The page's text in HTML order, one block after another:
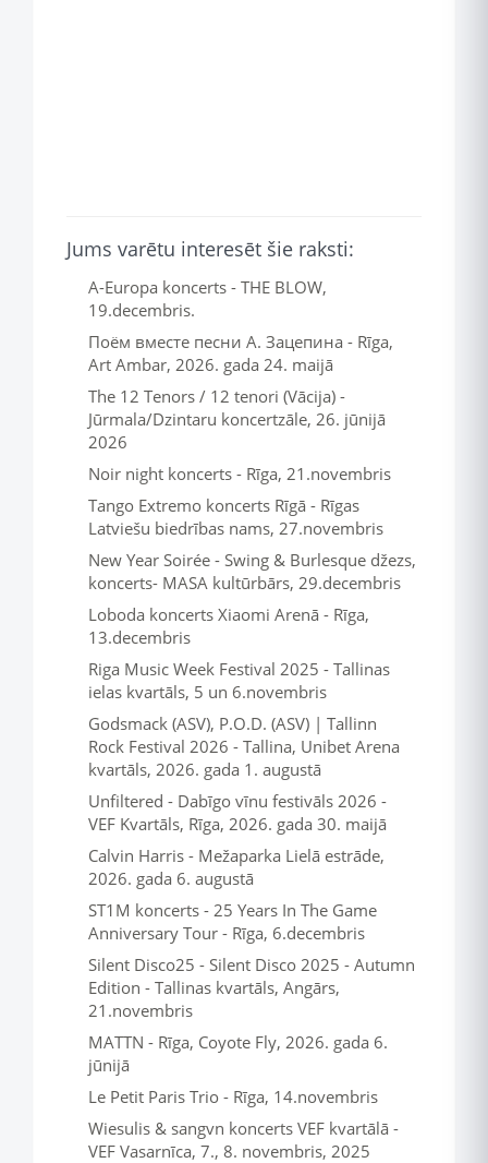
Jums varētu interesēt šie raksti:
A-Europa koncerts - THE BLOW,
19.decembris.
Поём вместе песни А. Зацепина - Rīga,
Art Ambar, 2026. gada 24. maijā
The 12 Tenors / 12 tenori (Vācija) -
Jūrmala/Dzintaru koncertzāle, 26. jūnijā
2026
Noir night koncerts - Rīga, 21.novembris
Tango Extremo koncerts Rīgā - Rīgas
Latviešu biedrības nams, 27.novembris
New Year Soirée - Swing & Burlesque džezs,
koncerts- MASA kultūrbārs, 29.decembris
Loboda koncerts Xiaomi Arenā - Rīga,
13.decembris
Riga Music Week Festival 2025 - Tallinas
ielas kvartāls, 5 un 6.novembris
Godsmack (ASV), P.O.D. (ASV) | Tallinn
Rock Festival 2026 - Tallina, Unibet Arena
kvartāls, 2026. gada 1. augustā
Unfiltered - Dabīgo vīnu festivāls 2026 -
VEF Kvartāls, Rīga, 2026. gada 30. maijā
Calvin Harris - Mežaparka Lielā estrāde,
2026. gada 6. augustā
ST1M koncerts - 25 Years In The Game
Anniversary Tour - Rīga, 6.decembris
Silent Disco25 - Silent Disco 2025 - Autumn
Edition - Tallinas kvartāls, Angārs,
21.novembris
MATTN - Rīga, Coyote Fly, 2026. gada 6.
jūnijā
Le Petit Paris Trio - Rīga, 14.novembris
Wiesulis & sangvn koncerts VEF kvartālā -
VEF Vasarnīca, 7., 8. novembris, 2025